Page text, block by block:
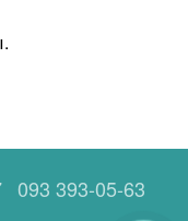
093 393-05-63